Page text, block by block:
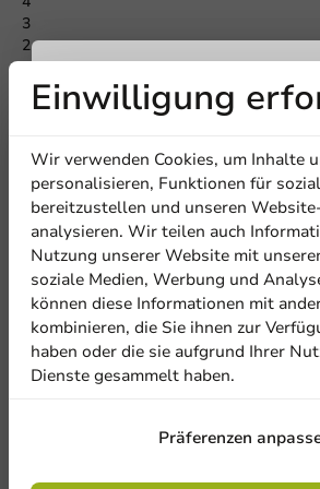
Offerte aanvragen
Titel First name
Firma
Standort
Land
E-Mail
3
2
1
Are you familiar with this article? Share
others and let us know what you think!
Eine Bewertung
Einwilligung
Wir verwenden Cookies, um Inhalte
personalisieren, Funktionen für
bereitzustellen und unseren
analysieren. Wir teilen auch
Nutzung unserer Website mit
soziale Medien, Werbung und
können diese Informationen mit
kombinieren, die Sie ihnen zur
haben oder die sie aufgrund Ihrer
Dienste gesammelt haben.
Präferenzen
Erhalten
5%
Abonnieren Sie
Newsletter!
denAllgemeinen